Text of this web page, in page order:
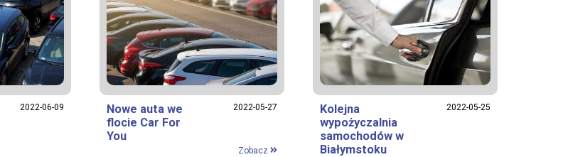
2022-06-09
Nowe auta we
flocie Car For
You
2022-05-27
Zobacz
Kolejna
wypożyczalnia
samochodów w
Białymstoku
2022-05-25